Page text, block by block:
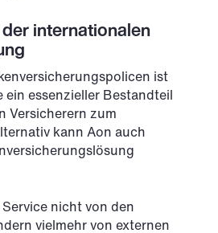
internationalen
ist
ein essenzieller Bestandteil
Versicherern zum
kann Aon auch
nicht von den
vielmehr von externen